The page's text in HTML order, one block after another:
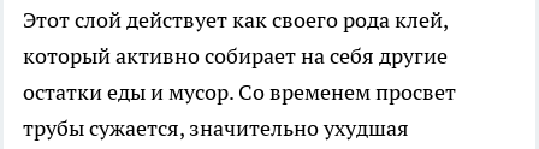
Этот слой действует как своего рода клей,
который активно собирает на себя другие
остатки еды и мусор. Со временем просвет
трубы сужается, значительно ухудшая